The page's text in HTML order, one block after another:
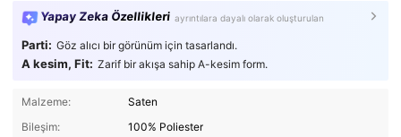
Yapay Zeka Özellikleri ayrıntılara dayalı olarak oluşturulan
Parti: Göz alıcı bir görünüm için tasarlandı.
A kesim, Fit: Zarif bir akışa sahip A-kesim form.
Malzeme:
Saten
Bileşim:
100% Poliester